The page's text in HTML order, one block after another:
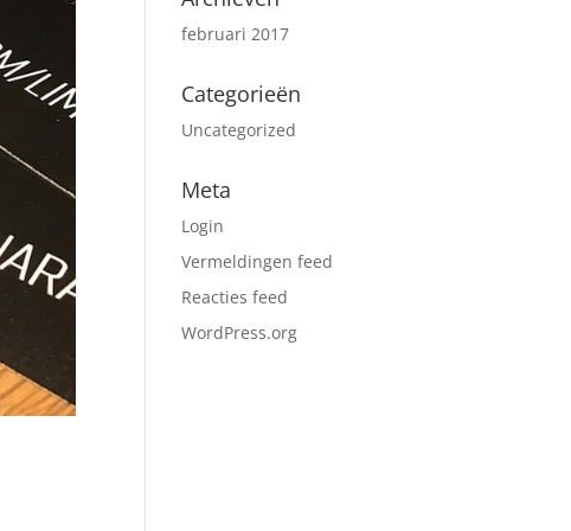
februari 2017
Categorieën
Uncategorized
Meta
Login
Vermeldingen feed
Reacties feed
WordPress.org